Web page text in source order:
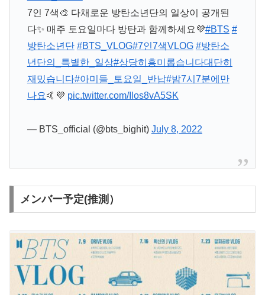
7인 7색🎨 다채로운 방탄소년단의 일상이 공개된
다✨ 매주 토요일마다 방탄과 함께하세요💜#BTS #
방탄소년단 #BTS_VLOG#7인7색VLOG #방탄소
년단의_특별한_일상#상당히흥미롭습니다대단히
재밌습니다#아미들_토요일_반납#밤7시7분에만
나요🤙💜 pic.twitter.com/Ilos8vA5SK
— BTS_official (@bts_bighit) July 8, 2022
メンバー予定(推測）